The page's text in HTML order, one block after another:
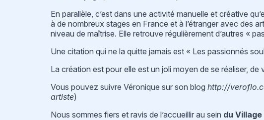
En parallèle, c’est dans une activité manuelle et créative
à de nombreux stages en France et à l’étranger avec des
niveau de maîtrise. Elle retrouve régulièrement d’autres «
Une citation qui ne la quitte jamais est « Les passionnés
La création est pour elle est un joli moyen de se réaliser,
Vous pouvez suivre Véronique sur son blog http://
artiste)
Nous sommes fiers et ravis de l’accueillir au sein du